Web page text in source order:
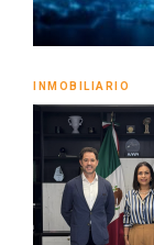
INMOBILIARIO